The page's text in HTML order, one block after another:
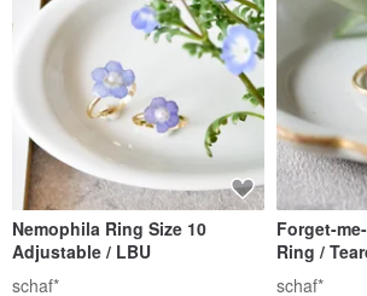
Nemophila Ring Size 10
Adjustable / LBU
schaf*
Forget-
Ring /
Free Size
schaf*